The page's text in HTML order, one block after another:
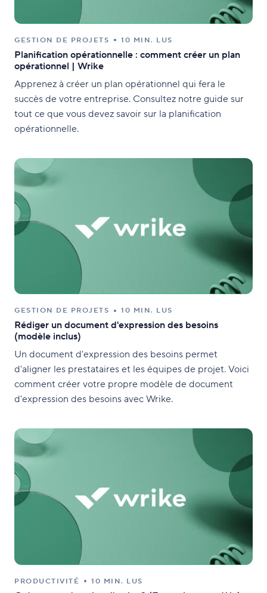
GESTION DE PROJETS 10 MIN. LUS
Planification opérationnelle : comment créer un plan
opérationnel | Wrike
Apprenez à créer un plan opérationnel qui fera le
succès de votre entreprise. Consultez notre guide sur
tout ce que vous devez savoir sur la planification
opérationnelle.
GESTION DE PROJETS 10 MIN. LUS
Rédiger un document d'expression des besoins
(modèle inclus)
Un document d'expression des besoins permet
d'aligner les prestataires et les équipes de projet. Voici
comment créer votre propre modèle de document
d'expression des besoins avec Wrike.
PRODUCTIVITÉ 10 MIN. LUS